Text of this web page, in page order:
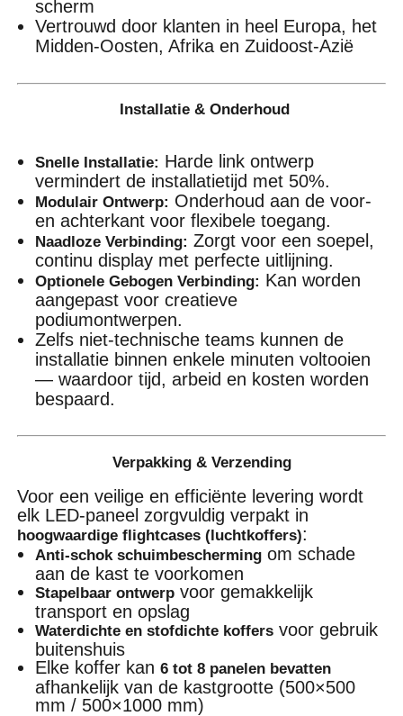
scherm
Vertrouwd door klanten in heel Europa, het
Midden-Oosten, Afrika en Zuidoost-Azië
Installatie & Onderhoud
Snelle Installatie: Harde link ontwerp
vermindert de installatietijd met 50%.
Modulair Ontwerp: Onderhoud aan de voor-
en achterkant voor flexibele toegang.
Naadloze Verbinding: Zorgt voor een soepel,
continu display met perfecte uitlijning.
Optionele Gebogen Verbinding: Kan worden
aangepast voor creatieve
podiumontwerpen.
Zelfs niet-technische teams kunnen de
installatie binnen enkele minuten voltooien
— waardoor tijd, arbeid en kosten worden
bespaard.
Verpakking & Verzending
Voor een veilige en efficiënte levering wordt
elk LED-paneel zorgvuldig verpakt in
hoogwaardige flightcases (luchtkoffers):
Anti-schok schuimbescherming om schade
aan de kast te voorkomen
Stapelbaar ontwerp voor gemakkelijk
transport en opslag
Waterdichte en stofdichte koffers voor gebruik
buitenshuis
Elke koffer kan6 tot 8 panelen bevatten
afhankelijk van de kastgrootte (500×500
mm / 500×1000 mm)